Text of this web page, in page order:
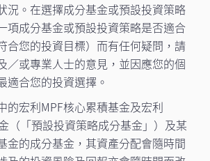
況。在選擇成分基金或預設投資策略
項成分基金或預設投資策略是否適合
合您的投資目標）而有任何疑問，請
／或專業人士的意見，並因應您的個
適合您的投資選擇。
的宏利MPF核心累積基金及宏利
（「預設投資策略成分基金」）及某
金的成分基金，其資產分配會隨時間